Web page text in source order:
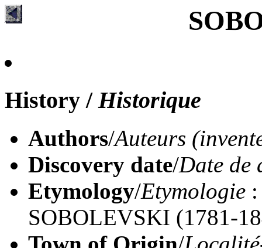
History /Historique
Authors/Auteurs
Discovery date/Date de
Etymology/Etymologie
SOBOLEVSKI (1781-